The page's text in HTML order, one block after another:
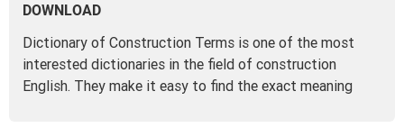
DOWNLOAD
Dictionary of Construction Terms is one of the most
interested dictionaries in the field of construction
English. They make it easy to find the exact meaning